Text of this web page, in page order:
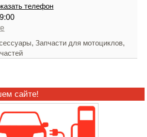
телефон
,Запчасти для мотоциклов,
сайте!